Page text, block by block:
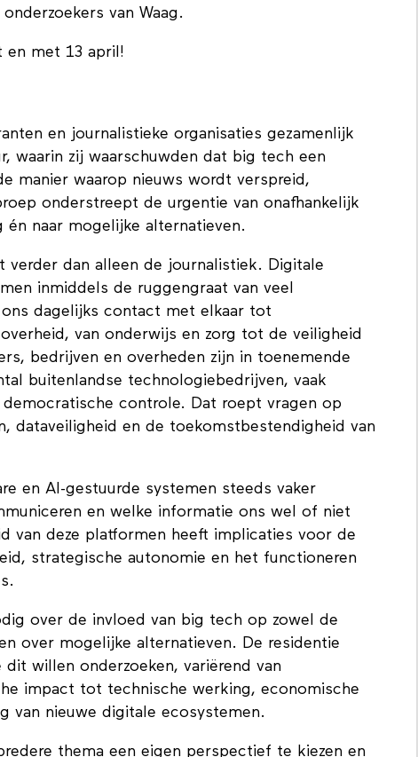
van Waag.
en met 13 april!
en journalistieke organisaties gezamenlijk
waarin zij waarschuwden dat big tech een
manier waarop nieuws wordt verspreid,
onderstreept de urgentie van onafhankelijk
naar mogelijke alternatieven.
verder dan alleen de journalistiek. Digitale
inmiddels de ruggengraat van veel
dagelijks contact met elkaar tot
van onderwijs en zorg tot de veiligheid
bedrijven en overheden zijn in toenemende
buitenlandse technologiebedrijven, vaak
controle. Dat roept vragen op
dataveiligheid en de toekomstbestendigheid van
en AI-gestuurde systemen steeds vaker
en welke informatie ons wel of niet
van deze platformen heeft implicaties voor de
strategische autonomie en het functioneren
over de invloed van big tech op zowel de
over mogelijke alternatieven. De residentie
willen onderzoeken, variërend van
impact tot technische werking, economische
van nieuwe digitale ecosystemen.
thema een eigen perspectief te kiezen en